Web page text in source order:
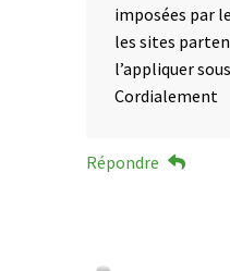
imposées par
les sites
l’appliquer
Cordialement
Répondre